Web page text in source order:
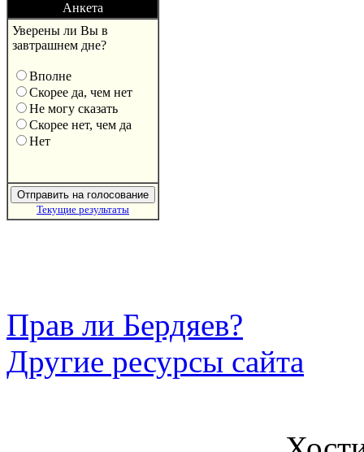
Анкета
Уверены ли Вы в
завтрашнем дне?
Вполне
Скорее да, чем нет
Не могу сказать
Скорее нет, чем да
Нет
Текущие результаты
Прав ли Бердяев?
Другие ресурсы сайта